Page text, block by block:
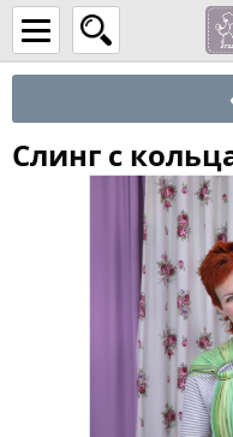
Слинг с